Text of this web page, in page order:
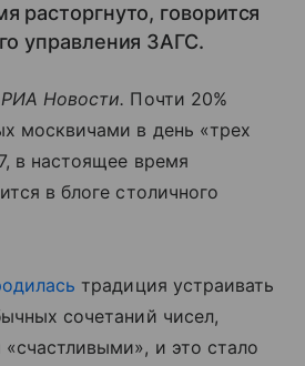
расторгнуто, говорится
управления ЗАГС.
Новости. Почти 20%
москвичами в день «трех
в настоящее время
в блоге столичного
традиция устраивать
сочетаний чисел,
и это стало